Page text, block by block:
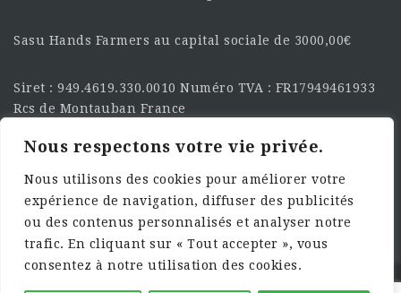
Nous respectons votre vie privée.
Nous utilisons des cookies pour améliorer votre
expérience de navigation, diffuser des publicités
ou des contenus personnalisés et analyser notre
trafic. En cliquant sur « Tout accepter », vous
consentez à notre utilisation des cookies.
Sasu Hands Farmers au capital sociale de 3000,00€
Siret : 949.4619.330.0010 Numéro TVA : FR17949461933
Rcs de Montauban France
SUIVEZ-NOUS SUR LES
RÉSEAU :